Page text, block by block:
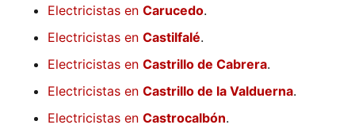
Electricistas en Carucedo.
Electricistas en Castilfalé.
Electricistas en Castrillo de Cabrera.
Electricistas en Castrillo de la Valduerna.
Electricistas en Castrocalbón.